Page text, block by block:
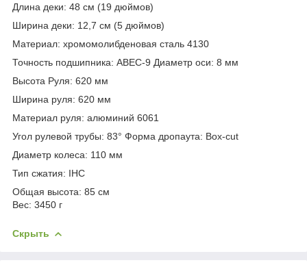
Длина деки: 48 см (19 дюймов)
Ширина деки: 12,7 см (5 дюймов)
Материал: хромомолибденовая сталь 4130
Точность подшипника: ABEC-9 Диаметр оси: 8 мм
Высота Руля: 620 мм
Ширина руля: 620 мм
Материал руля: алюминий 6061
Угол рулевой трубы: 83° Форма дропаута: Box-cut
Диаметр колеса: 110 мм
Тип сжатия: IHC
Общая высота: 85 см
Вес: 3450 г
Скрыть